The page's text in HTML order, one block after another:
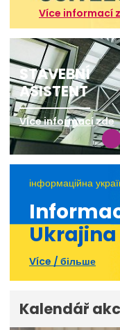
Více informací
STAVEBNÍ
ASISTENT
Více informací zde
інформаційна
Ukrajina
Více / більше
Kalendář